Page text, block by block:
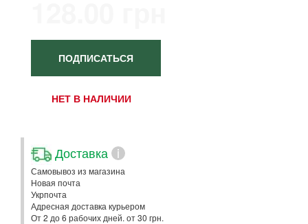
ПОДПИСАТЬСЯ
НЕТ В НАЛИЧИИ
Доставка i
Самовывоз из магазина
Новая почта
Укрпочта
Адресная доставка курьером
От 2 до 6 рабочих дней. от 30 грн.